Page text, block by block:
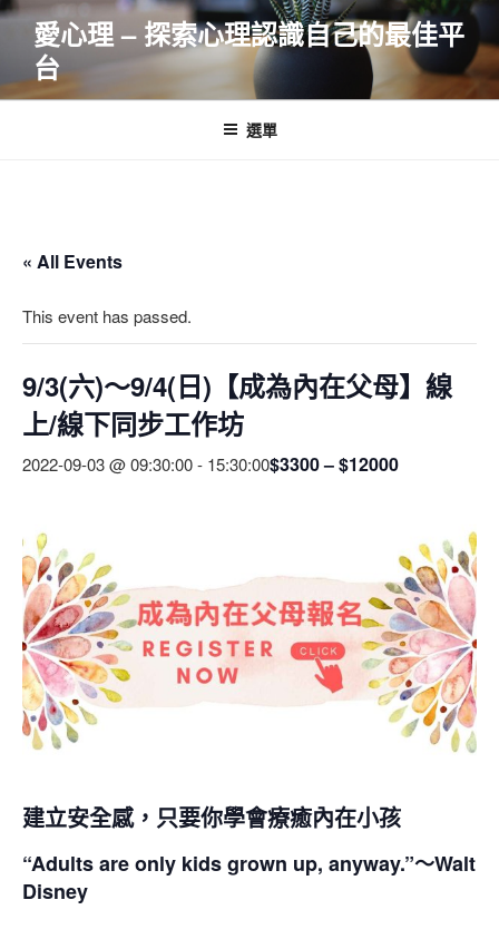
跳
要
愛心理 – 探索心理認識自己的最佳平
台
選單
« All Events
This event has passed.
9/3(六)～9/4(日)【成為內在父母】線
上/線下同步工作坊
2022-09-03 @ 09:30:00- 15:30:00$3300 – $12000
建立安全感，只要你學會療癒內在小孩
“Adults are only kids grown up, anyway.”～Walt
Disney